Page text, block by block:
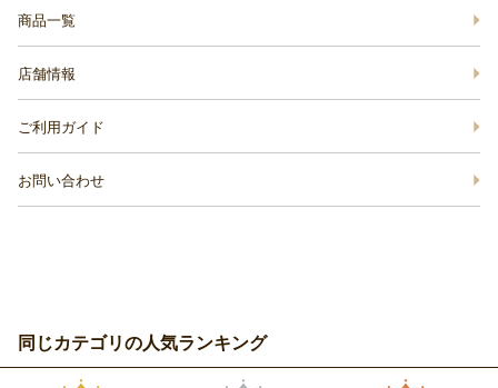
商品一覧
店舗情報
ご利用ガイド
お問い合わせ
同じカテゴリの人気ランキング